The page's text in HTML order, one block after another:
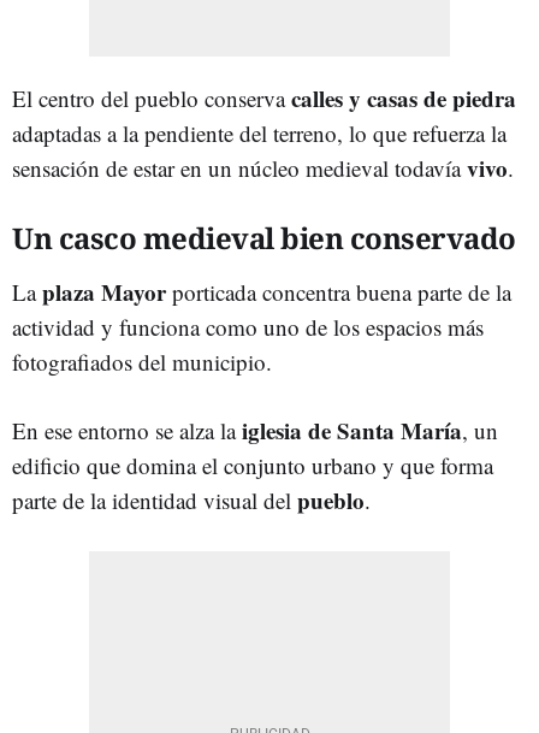
El centro del pueblo conservacalles y casas de piedra
adaptadas a la pendiente del terreno, lo que refuerza la
sensación de estar en un núcleo medieval todavíavivo.
Un casco medieval bien conservado
Laplaza Mayorporticada concentra buena parte de la
actividad y funciona como uno de los espacios más
fotografiados del municipio.
En ese entorno se alza laiglesia de Santa María, un
edificio que domina el conjunto urbano y que forma
parte de la identidad visual del pueblo.